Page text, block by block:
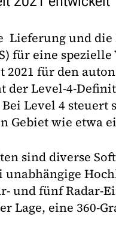
Lieferung und die
für eine spezielle
2021 für den
der Level-4-
Level 4 steuert
Gebiet wie etwa
sind diverse
und fünf Radar-
Lage, eine 360-